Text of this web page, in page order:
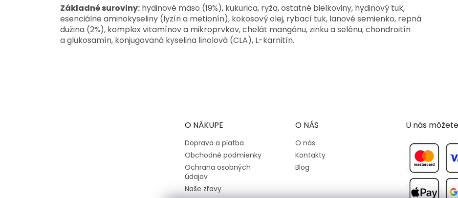
Základné suroviny: hydinové mäso (19%), kukurica, ryža, ostatné bielkoviny, hydinový tuk,
esenciálne aminokyseliny (lyzín a metionín), kokosový olej, rybací tuk, lanové semienko, repná
dužina (2%), komplex vitamínov a mikroprvkov, chelát mangánu, zinku a selénu, chondroitín
a glukosamín, konjugovaná kyselina linolová (CLA), L-karnitín.
O NÁKUPE
Doprava a platba
Obchodné podmienky
Ochrana osobných
údajov
Naše zľavy
O NÁS
O nás
Kontakty
Blog
U nás